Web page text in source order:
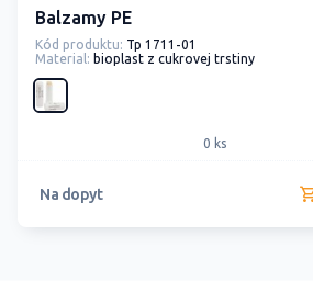
Balzamy PE
Kód produktu: Tp 1711-01
Material: bioplast z cukrovej trstiny
0 ks
Na dopyt